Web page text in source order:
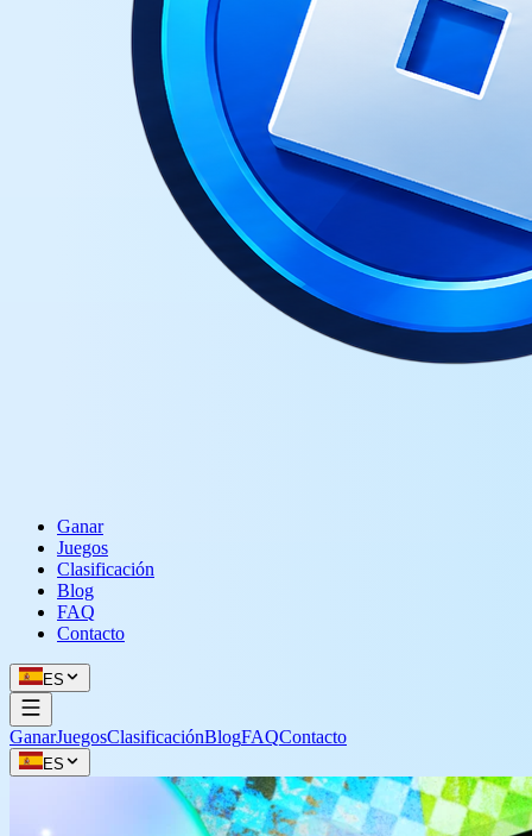
Ganar
Juegos
Clasificación
Blog
FAQ
Contacto
ES
GanarJuegosClasificaciónBlogFAQContacto
ES